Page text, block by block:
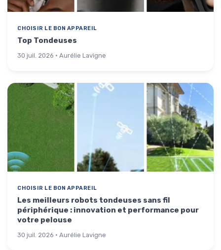
CHOISIR LE BON APPAREIL
Top Tondeuses
30 juil. 2026 · Aurélie Lavigne
CHOISIR LE BON APPAREIL
Les meilleurs robots tondeuses sans fil
périphérique : innovation et performance pour
votre pelouse
30 juil. 2026 · Aurélie Lavigne